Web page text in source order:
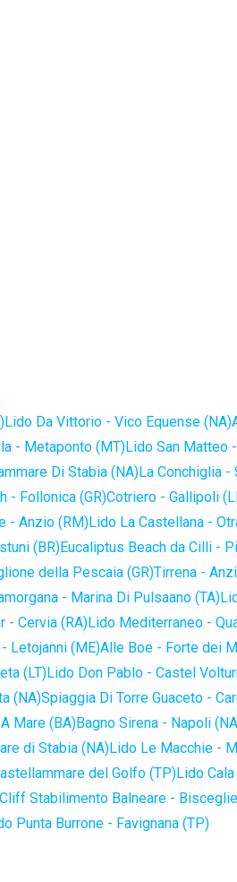
Lido Da Vittorio - Vico Equense (NA)
- Metaponto (MT)Lido San Matteo
Di Stabia (NA)La Conchiglia -
- Follonica (GR)Cotriero - Gallipoli
- Anzio (RM)Lido La Castellana -
(BR)Eucaliptus Beach da Cilli -
della Pescaia (GR)Tirrena -
- Marina Di Pulsaano (TA)
- Cervia (RA)Lido Mediterraneo -
Letojanni (ME)Alle Boe - Forte dei
(LT)Lido Don Pablo - Castel
(NA)Spiaggia Di Torre Guaceto -
Mare (BA)Bagno Sirena - Napoli
di Stabia (NA)Lido Le Macchie -
del Golfo (TP)Lido
Stabilimento Balneare -
Punta Burrone - Favignana (TP)